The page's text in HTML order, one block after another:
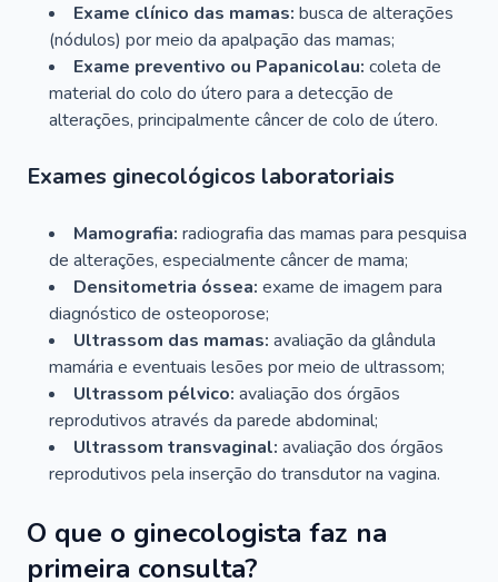
Exame clínico das mamas: busca de alterações
(nódulos) por meio da apalpação das mamas;
Exame preventivo ou Papanicolau: coleta de
material do colo do útero para a detecção de
alterações, principalmente câncer de colo de útero.
Exames ginecológicos laboratoriais
Mamografia: radiografia das mamas para pesquisa
de alterações, especialmente câncer de mama;
Densitometria óssea: exame de imagem para
diagnóstico de osteoporose;
Ultrassom das mamas: avaliação da glândula
mamária e eventuais lesões por meio de ultrassom;
Ultrassom pélvico: avaliação dos órgãos
reprodutivos através da parede abdominal;
Ultrassom transvaginal: avaliação dos órgãos
reprodutivos pela inserção do transdutor na vagina.
O que o ginecologista faz na
primeira consulta?